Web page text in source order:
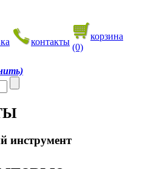
контакты
корзина
(0)
инструмент